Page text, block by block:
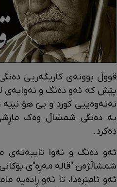
قووڵ بوونەی کاریگەریی
پێش کە ئەو دەنگ و نەوایەی
نەتەوەییی کورد و بێ هۆ
بە دەنگی شمشاڵ وەک ماڕشی
دەکرد.
ئەو دەنگ و نەوا تایبەتەی
شمشاڵژەن "قالە مەڕە"ی
ئەو ئامێرەدا، تا ئەو